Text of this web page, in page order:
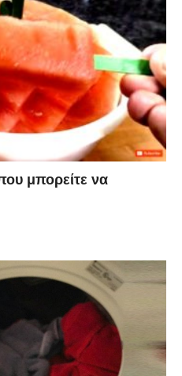
μπορείτε να